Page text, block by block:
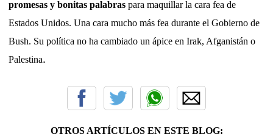
promesas y bonitas palabras para maquillar la cara fea de
Estados Unidos. Una cara mucho más fea durante el Gobierno de
Bush. Su política no ha cambiado un ápice en Irak, Afganistán o
Palestina.
OTROS ARTÍCULOS EN ESTE BLOG: